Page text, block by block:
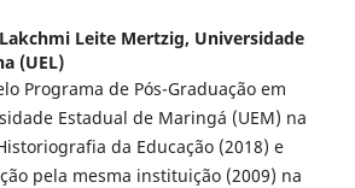
Leite Mertzig, Universidade
(UEL)
Programa de Pós-Graduação em
Estadual de Maringá (UEM) na
da Educação (2018) e
pela mesma instituição (2009) na